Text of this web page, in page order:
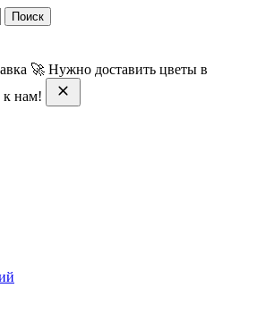
Поиск
🚀 Нужно доставить цветы в
к нам!